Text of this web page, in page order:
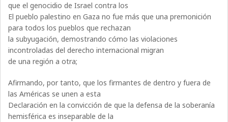
que el genocidio de Israel contra los
El pueblo palestino en Gaza no fue más que una premonición
para todos los pueblos que rechazan
la subyugación, demostrando cómo las violaciones
incontroladas del derecho internacional migran
de una región a otra;
Afirmando, por tanto, que los firmantes de dentro y fuera de
las Américas se unen a esta
Declaración en la convicción de que la defensa de la soberanía
hemisférica es inseparable de la